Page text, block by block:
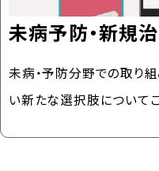
未病予防・新規
未病・予防分野での取り
い新たな選択肢について